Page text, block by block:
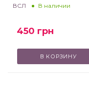
ВСЛ
В наличии
450 грн
В КОРЗИНУ